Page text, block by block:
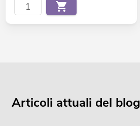
Articoli attuali del blog